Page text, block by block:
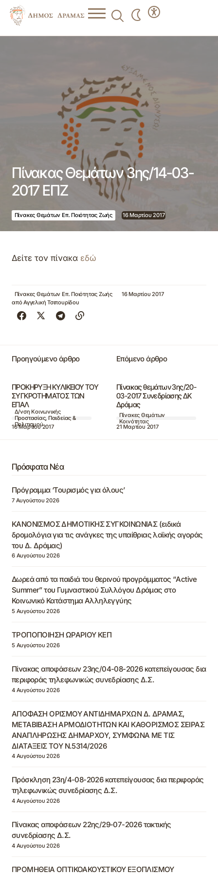
Πίνακας Θεμάτων 3ης/14-03-
2017 ΕΠΖ
Πίνακες Θεμάτων Επ. Ποιότητας Ζωής 16 Μαρτίου 2017
Δείτε τον πίνακα εδώ
Πίνακες Θεμάτων Επ. Ποιότητας Ζωής
16 Μαρτίου 2017
απόΑγγελική Τσιπουρίδου
Προηγούμενο άρθρο
ΠΡΟΚΗΡΥΞΗ ΚΥΛΙΚΕΙΟΥ ΤΟΥ
ΣΥΓΚΡΟΤΗΜΑΤΟΣ ΤΩΝ
ΕΠΑΛ
Δ/νση Κοινωνικής
Προστασίας, Παιδείας &
Πολιτισμού
16 Μαρτίου 2017
Επόμενο άρθρο
Πίνακας θεμάτων 3ης/20-
03-2017 Συνεδρίασης ΔΚ
Δράμας
Πίνακες Θεμάτων
Κοινότητας
21 Μαρτίου 2017
Πρόσφατα Νέα
Πρόγραμμα ‘Τουρισμός για όλους’
7 Αυγούστου 2026
ΚΑΝΟΝΙΣΜΟΣ ΔΗΜΟΤΙΚΗΣ ΣΥΓΚΟΙΝΩΝΙΑΣ (ειδικά
δρομολόγια για τις ανάγκες της υπαίθριας λαϊκής αγοράς
του Δ. Δράμας)
6 Αυγούστου 2026
Δωρεά από τα παιδιά του θερινού προγράμματος “Active
Summer” του Γυμναστικού Συλλόγου Δράμας στο
Κοινωνικό Κατάστημα Αλληλεγγύης
5 Αυγούστου 2026
ΤΡΟΠΟΠΟΙΗΣΗ ΩΡΑΡΙΟΥ ΚΕΠ
5 Αυγούστου 2026
Πίνακας αποφάσεων 23ης/04-08-2026 κατεπείγουσας δια
περιφοράς τηλεφωνικώς συνεδρίασης Δ.Σ.
4 Αυγούστου 2026
ΑΠΟΦΑΣΗ ΟΡΙΣΜΟΥ ΑΝΤΙΔΗΜΑΡΧΩΝ Δ. ΔΡΑΜΑΣ,
ΜΕΤΑΒΙΒΑΣΗ ΑΡΜΟΔΙΟΤΗΤΩΝ ΚΑΙ ΚΑΘΟΡΙΣΜΟΣ ΣΕΙΡΑΣ
ΑΝΑΠΛΗΡΩΣΗΣ ΔΗΜΑΡΧΟΥ, ΣΥΜΦΩΝΑ ΜΕ ΤΙΣ
ΔΙΑΤΑΞΕΙΣ ΤΟΥ Ν.5314/2026
4 Αυγούστου 2026
Πρόσκληση 23η/4-08-2026 κατεπείγουσας δια περιφοράς
τηλεφωνικώς συνεδρίασης Δ.Σ.
4 Αυγούστου 2026
Πίνακας αποφάσεων 22ης/29-07-2026 τακτικής
συνεδρίασης Δ.Σ.
4 Αυγούστου 2026
ΠΡΟΜΗΘΕΙΑ ΟΠΤΙΚΟΑΚΟΥΣΤΙΚΟΥ ΕΞΟΠΛΙΣΜΟΥ